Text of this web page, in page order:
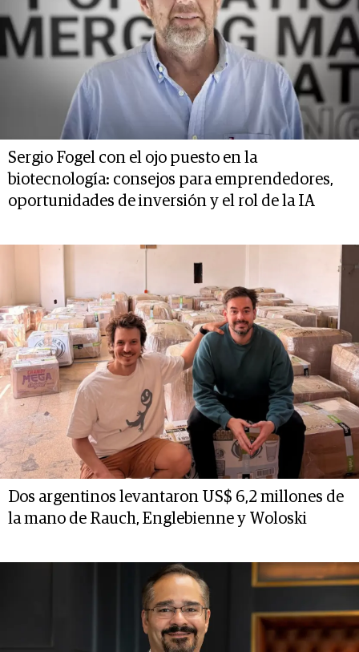
Sergio Fogel con el ojo puesto en la
biotecnología: consejos para emprendedores,
oportunidades de inversión y el rol de la IA
Dos argentinos levantaron US$ 6,2 millones de
la mano de Rauch, Englebienne y Woloski